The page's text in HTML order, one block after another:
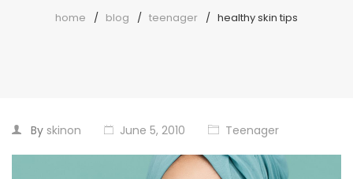
home blog teenager healthy skin tips
By skinon June 5, 2010 Teenager